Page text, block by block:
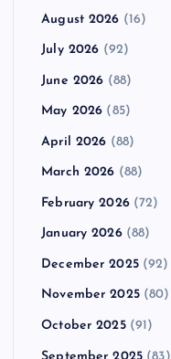
August 2026 (16)
July 2026 (92)
June 2026 (88)
May 2026 (85)
April 2026 (88)
March 2026 (88)
February 2026(72)
January 2026(88)
December 2025(92)
November 2025(80)
October 2025(91)